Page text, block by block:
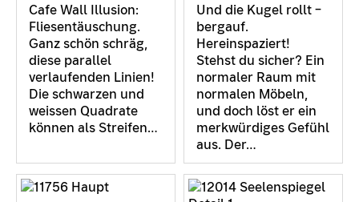
Cafe Wall Illusion:
Fliesentäuschung.
Ganz schön schräg,
diese parallel
verlaufenden Linien!
Die schwarzen und
weissen Quadrate
können als Streifen…
Und die Kugel rollt –
bergauf.
Hereinspaziert!
Stehst du sicher? Ein
normaler Raum mit
normalen Möbeln,
und doch löst er ein
merkwürdiges Gefühl
aus. Der…